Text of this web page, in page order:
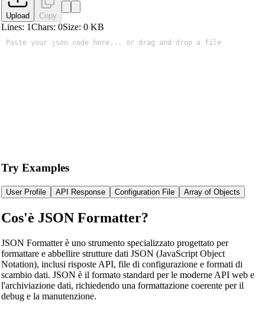
Upload Copy
Lines: 1Chars: 0Size: 0KB
Try Examples
User Profile API Response Configuration File Array of Objects
Cos'è JSON Formatter?
JSON Formatter è uno strumento specializzato progettato per
formattare e abbellire strutture dati JSON (JavaScript Object
Notation), inclusi risposte API, file di configurazione e formati di
scambio dati. JSON è il formato standard per le moderne API web e
l'archiviazione dati, richiedendo una formattazione coerente per il
debug e la manutenzione.